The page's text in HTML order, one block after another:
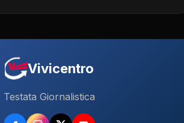
Vivicentro
Testata Giornalistica